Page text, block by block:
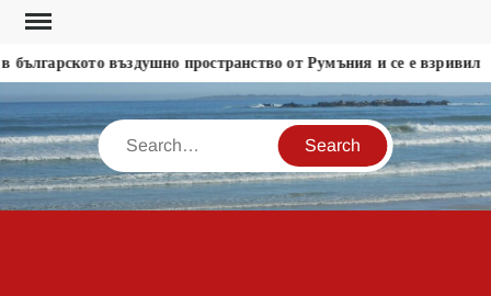
Skip
content
въздушно пространство от Румъния и се е взривил
Search